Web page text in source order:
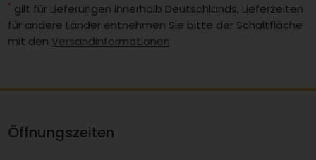
* gilt für Lieferungen innerhalb Deutschlands, Lieferzeiten
für andere Länder entnehmen Sie bitte der Schaltfläche
mit den Versandinformationen
Öffnungszeiten